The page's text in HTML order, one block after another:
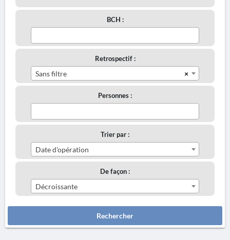
BCH :
Retrospectif :
×
Sans filtre
Personnes :
Trier par :
Date d'opération
De façon :
Décroissante
Rechercher